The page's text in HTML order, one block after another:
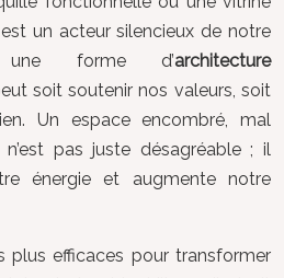
un acteur silencieux de notre
une forme d’architecture
soit soutenir nos valeurs, soit
Un espace encombré, mal
pas juste désagréable ; il
énergie et augmente notre
plus efficaces pour transformer